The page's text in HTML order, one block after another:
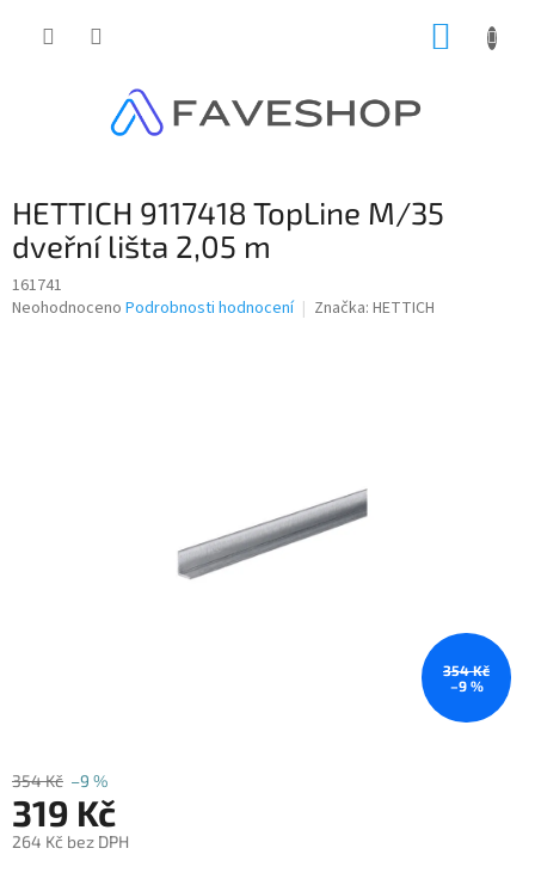
HETTICH 9117418 TopLine M/35
dveřní lišta 2,05 m
161741
Průměrné
Neohodnoceno Podrobnosti hodnocení Značka: HETTICH
354 Kč
–9 %
354 Kč –9 %
319 Kč
264 Kč bez DPH